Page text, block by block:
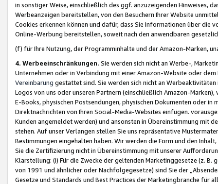
in sonstiger Weise, einschließlich des ggf. anzuzeigenden Hinweises,
Werbeanzeigen bereitstellen, von den Besuchern Ihrer Website
Cookies erkennen können und dafür, dass Sie Informationen über die
Online-Werbung bereitstellen, soweit nach den anwendbaren
(f) für Ihre Nutzung, der Programminhalte und der Amazon-Marken,
4. Werbeeinschränkungen. Sie werden sich nicht an Werbe-,
Unternehmen oder in Verbindung mit einer Amazon-Website oder
Vereinbarung gestattet sind. Sie werden sich nicht an
Logos von uns oder unseren Partnern (einschließlich Amazon-
E-Books, physischen Postsendungen, physischen Dokumenten oder in
Direktnachrichten von Ihren Social-Media-Websites einfügen.
Kunden angemeldet werden) und ansonsten in Übereinstimmung mit
stehen. Auf unser Verlangen stellen Sie uns repräsentative
Bestimmungen eingehalten haben. Wir werden die Form und den
Sie die Zertifizierung nicht in Übereinstimmung mit unserer
Klarstellung: (i) Für die Zwecke der geltenden Marketinggesetze (z. B.
von 1991 und ähnlicher oder Nachfolgegesetze) sind Sie der
Gesetze und Standards und Best Practices der Marketingbranche für